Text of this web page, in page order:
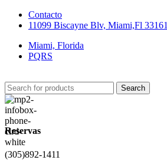
Contacto
11099 Biscayne Blv, Miami,Fl 33161
Miami, Florida
PQRS
Search
Reservas
(305)892-1411